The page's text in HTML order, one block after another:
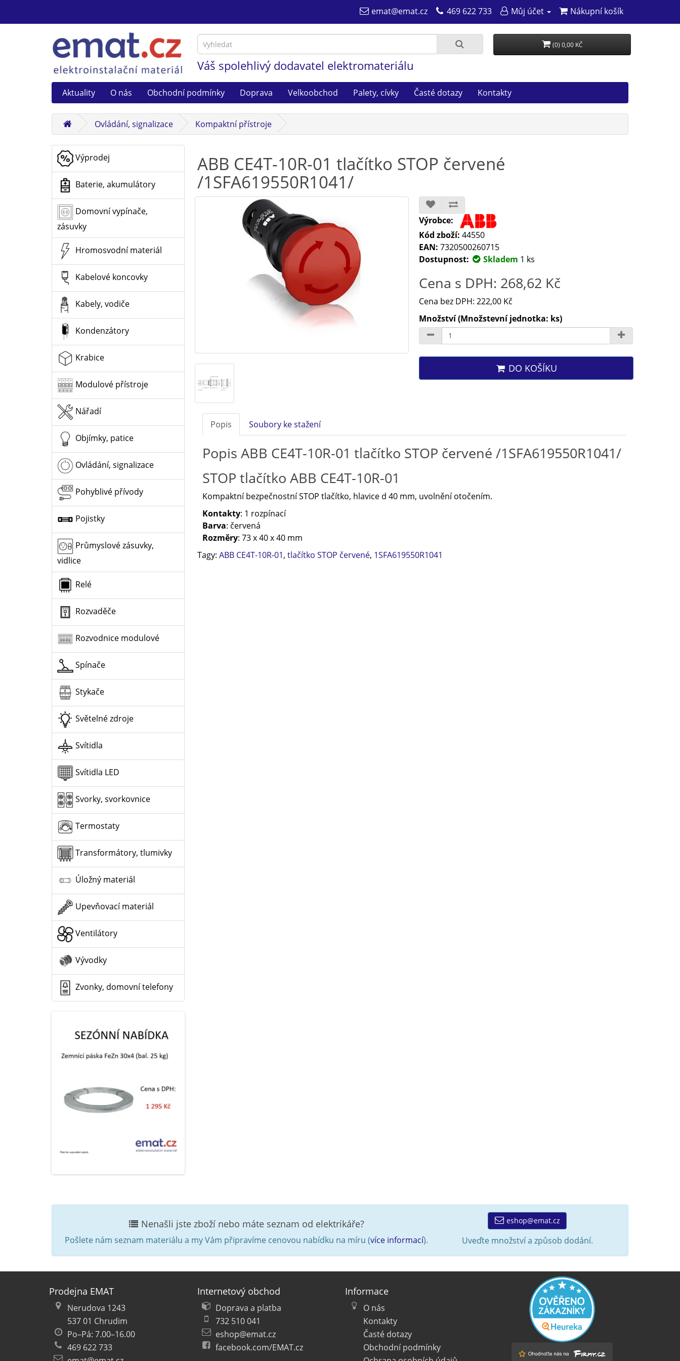
emat@emat.cz 469 622 733 Můj účet Nákupní košík
Váš spolehlivý dodavatel elektromateriálu
(0) 0,00 KČ
Aktuality O nás Obchodní podmínky Doprava Velkoobchod Palety, cívky Časté dotazy Kontakty
Ovládání, signalizace Kompaktní přístroje
Výprodej
Baterie, akumulátory
Domovní vypínače,
zásuvky
Hromosvodní materiál
Kabelové koncovky
Kabely, vodiče
Kondenzátory
Krabice
Modulové přístroje
Nářadí
Objímky, patice
Ovládání, signalizace
Pohyblivé přívody
Pojistky
Průmyslové zásuvky,
vidlice
Relé
Rozvaděče
Rozvodnice modulové
Spínače
Stykače
Světelné zdroje
Svítidla
Svítidla LED
Svorky, svorkovnice
Termostaty
Transformátory, tlumivky
Úložný materiál
Upevňovací materiál
Ventilátory
Vývodky
Zvonky, domovní telefony
ABB CE4T-10R-01 tlačítko STOP červené
/1SFA619550R1041/
Výrobce:
Kód zboží: 44550
EAN: 7320500260715
Dostupnost:
Skladem 1 ks
Cena s DPH: 268,62 Kč
Cena bez DPH: 222,00 Kč
Množství (Množstevní jednotka: ks)
DO KOŠÍKU
Popis Soubory ke stažení
Popis ABB CE4T-10R-01 tlačítko STOP červené /1SFA619550R1041/
STOP tlačítko ABB CE4T-10R-01
Kompaktní bezpečnostní STOP tlačítko, hlavice d 40 mm, uvolnění otočením.
Kontakty: 1 rozpínací
Barva: červená
Rozměry: 73 x 40 x 40 mm
Tagy: ABB CE4T-10R-01, tlačítko STOP červené, 1SFA619550R1041
Nenašli jste zboží nebo máte seznam od elektrikáře?
Pošlete nám seznam materiálu a my Vám připravíme cenovou nabídku na míru (více informací).
eshop@emat.cz
Uveďte množství a způsob dodání.
Prodejna EMAT
Nerudova 1243
537 01 Chrudim
Po–Pá: 7.00–16.00
469 622 733
Internetový obchod
Doprava a platba
732 510 041
eshop@emat.cz
facebook.com/EMAT.cz
Informace
O nás
Kontakty
Časté dotazy
Obchodní podmínky